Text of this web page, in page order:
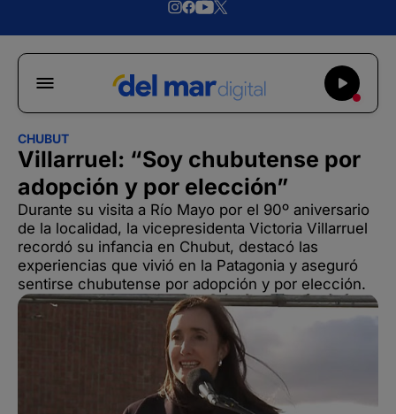
CHUBUT
Villarruel: “Soy chubutense por
adopción y por elección”
Durante su visita a Río Mayo por el 90º aniversario
de la localidad, la vicepresidenta Victoria Villarruel
recordó su infancia en Chubut, destacó las
experiencias que vivió en la Patagonia y aseguró
sentirse chubutense por adopción y por elección.